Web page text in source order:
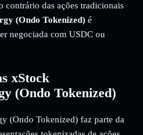
contrário das ações tradicionais
(Ondo Tokenized) é
negociada com USDC ou
xStock
(Ondo Tokenized)
(Ondo Tokenized) faz parte da